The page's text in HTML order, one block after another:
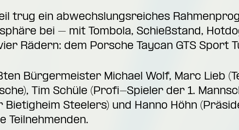
trug ein abwechslungsreiches
bei – mit Tombola, Schießstand,
Rädern: dem Porsche Taycan GTS Sport
Bürgermeister Michael Wolf, Marc Lieb
Tim Schüle (Profi-Spieler der 1.
Steelers) und Hanno Höhn
Teilnehmenden.